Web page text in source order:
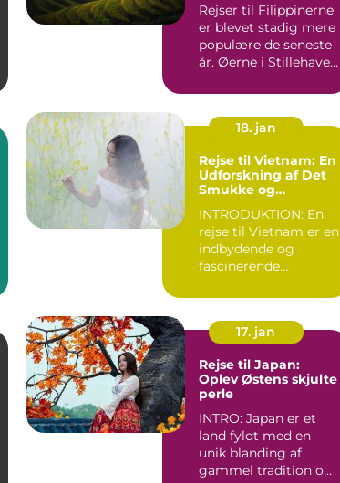
Rejser til Filippinerne
er blevet stadig mere
populære de seneste
år. Øerne i Stillehavet
18. jan
Rejse til Vietnam: En
Udforskning af Det
Smukke og
INTRODUKTION: En
rejse til Vietnam er en
indbydende og
fascinerende
eventyrlystne...
17. jan
Rejse til Japan:
Oplev Østens skjulte
perle
INTRO: Japan er et
land fyldt med en
unik blanding af
gammel tradition og